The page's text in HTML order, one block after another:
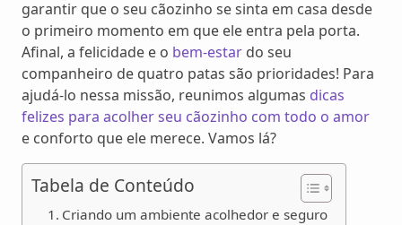
garantir que o seu cãozinho se sinta em casa desde
o primeiro momento em que ele entra pela porta.
Afinal, a felicidade e o bem-estar do seu
companheiro de quatro patas são prioridades! Para
ajudá-lo nessa missão, reunimos algumas dicas
felizes para acolher seu cãozinho com todo o amor
e conforto que ele merece. Vamos lá?
Tabela de Conteúdo
Criando um ambiente acolhedor e seguro